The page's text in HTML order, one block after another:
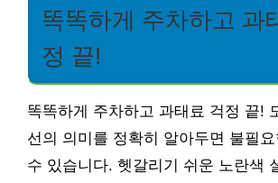
똑똑하게 주차하고 과
정 끝!
똑똑하게 주차하고 과태료 걱정 끝!
선의 의미를 정확히 알아두면 불필
수 있습니다. 헷갈리기 쉬운 노란색